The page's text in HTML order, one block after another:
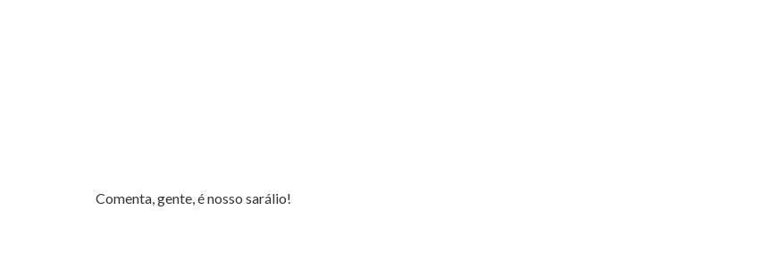
Comenta, gente, é nosso sarálio!